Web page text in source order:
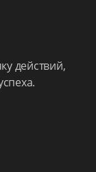
действий,